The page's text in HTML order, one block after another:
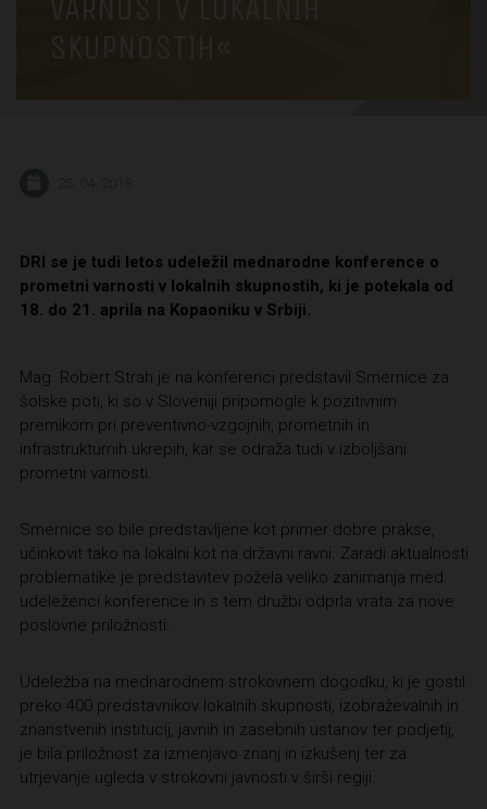
VARNOST V LOKALNIH
SKUPNOSTIH«
DRI se je tudi letos udeležil mednarodne konference o
prometni varnosti v lokalnih skupnostih, ki je potekala od
18. do 21. aprila na Kopaoniku v Srbiji.
Mag. Robert Strah je na konferenci predstavil Smernice za
šolske poti, ki so v Sloveniji pripomogle k pozitivnim
premikom pri preventivno-vzgojnih, prometnih in
infrastrukturnih ukrepih, kar se odraža tudi v izboljšani
prometni varnosti.
Smernice so bile predstavljene kot primer dobre prakse,
učinkovit tako na lokalni kot na državni ravni. Zaradi aktualnosti
problematike je predstavitev požela veliko zanimanja med
udeleženci konference in s tem družbi odprla vrata za nove
poslovne priložnosti.
Udeležba na mednarodnem strokovnem dogodku, ki je gostil
preko 400 predstavnikov lokalnih skupnosti, izobraževalnih in
znanstvenih institucij, javnih in zasebnih ustanov ter podjetij,
je bila priložnost za izmenjavo znanj in izkušenj ter za
utrjevanje ugleda v strokovni javnosti v širši regiji.